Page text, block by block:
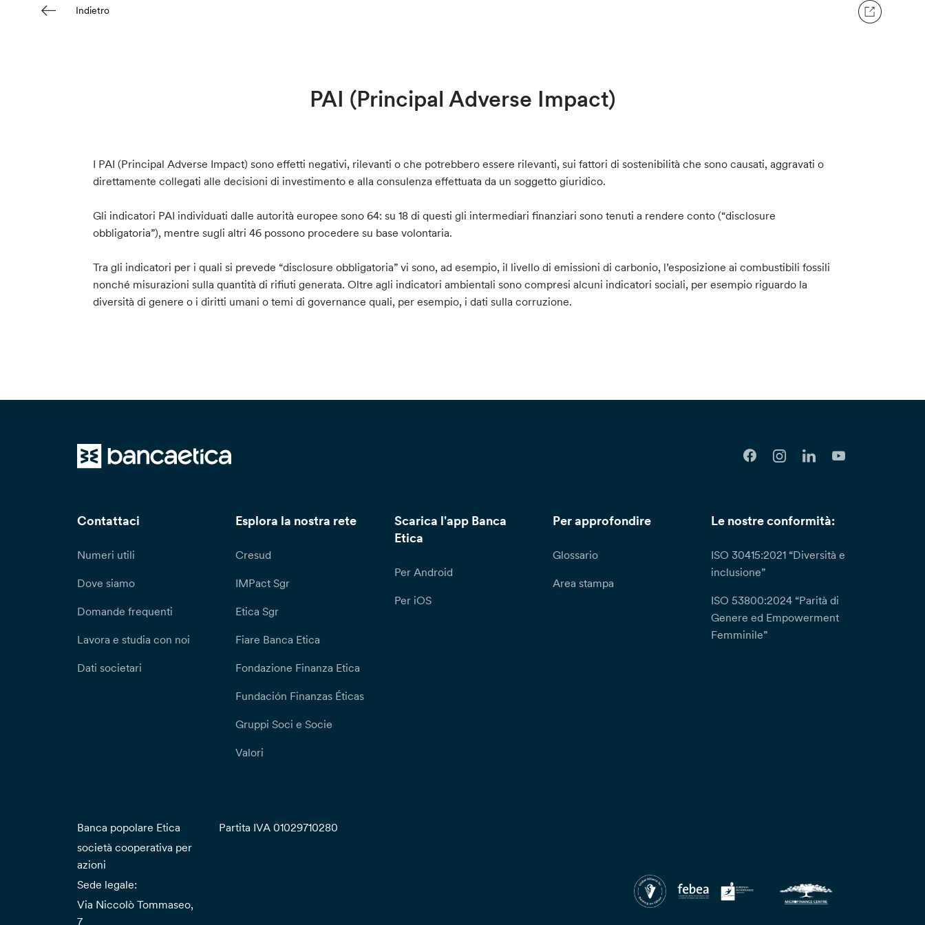
Indietro
PAI (Principal Adverse Impact)
I PAI (Principal Adverse Impact) sono effetti negativi, rilevanti o che potrebbero essere rilevanti, sui fattori di sostenibilità che sono causati, aggravati o
direttamente collegati alle decisioni di investimento e alla consulenza effettuata da un soggetto giuridico.
Gli indicatori PAI individuati dalle autorità europee sono 64: su 18 di questi gli intermediari finanziari sono tenuti a rendere conto (“disclosure
obbligatoria”), mentre sugli altri 46 possono procedere su base volontaria.
Tra gli indicatori per i quali si prevede “disclosure obbligatoria” vi sono, ad esempio, il livello di emissioni di carbonio, l’esposizione ai combustibili fossili
nonché misurazioni sulla quantità di rifiuti generata. Oltre agli indicatori ambientali sono compresi alcuni indicatori sociali, per esempio riguardo la
diversità di genere o i diritti umani o temi di governance quali, per esempio, i dati sulla corruzione.
Contattaci
Numeri utili
Dove siamo
Domande frequenti
Lavora e studia con noi
Dati societari
Esplora la nostra rete
Cresud
IMPact Sgr
Etica Sgr
Fiare Banca Etica
Fondazione Finanza Etica
Fundación Finanzas Éticas
Gruppi Soci e Socie
Valori
Scarica l'app Banca
Etica
Per Android
Per iOS
Per approfondire
Glossario
Area stampa
Le nostre conformità:
ISO 30415:2021 “Diversità e
inclusione”
ISO 53800:2024 “Parità di
Genere ed Empowerment
Femminile”
Banca popolare Etica
società cooperativa per
azioni
Sede legale:
Via Niccolò Tommaseo,
7
Partita IVA 01029710280